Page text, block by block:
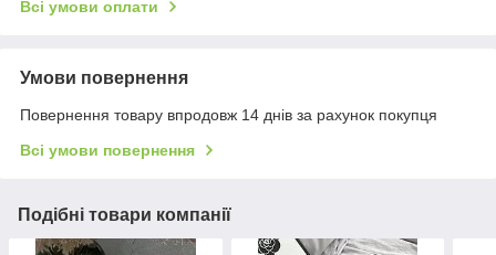
Всі умови оплати
Умови повернення
Повернення товару впродовж 14 днів за рахунок покупця
Всі умови повернення
Подібні товари компанії